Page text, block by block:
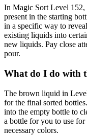
In Magic Sort Level
present in the starting
in a specific way to
existing liquids into
new liquids. Pay close
pour.
What do I do with
The brown liquid in
for the final sorted
into the empty bottle to
a bottle for you to use
necessary colors.